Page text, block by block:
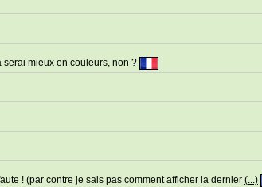
mieux en couleurs, non ?
! (par contre je sais pas comment afficher la dernier (...)